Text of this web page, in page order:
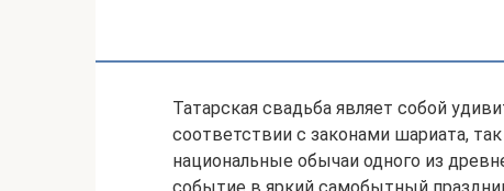
Татарская свадьба являет собой
соответствии с законами шариата,
национальные обычаи одного из